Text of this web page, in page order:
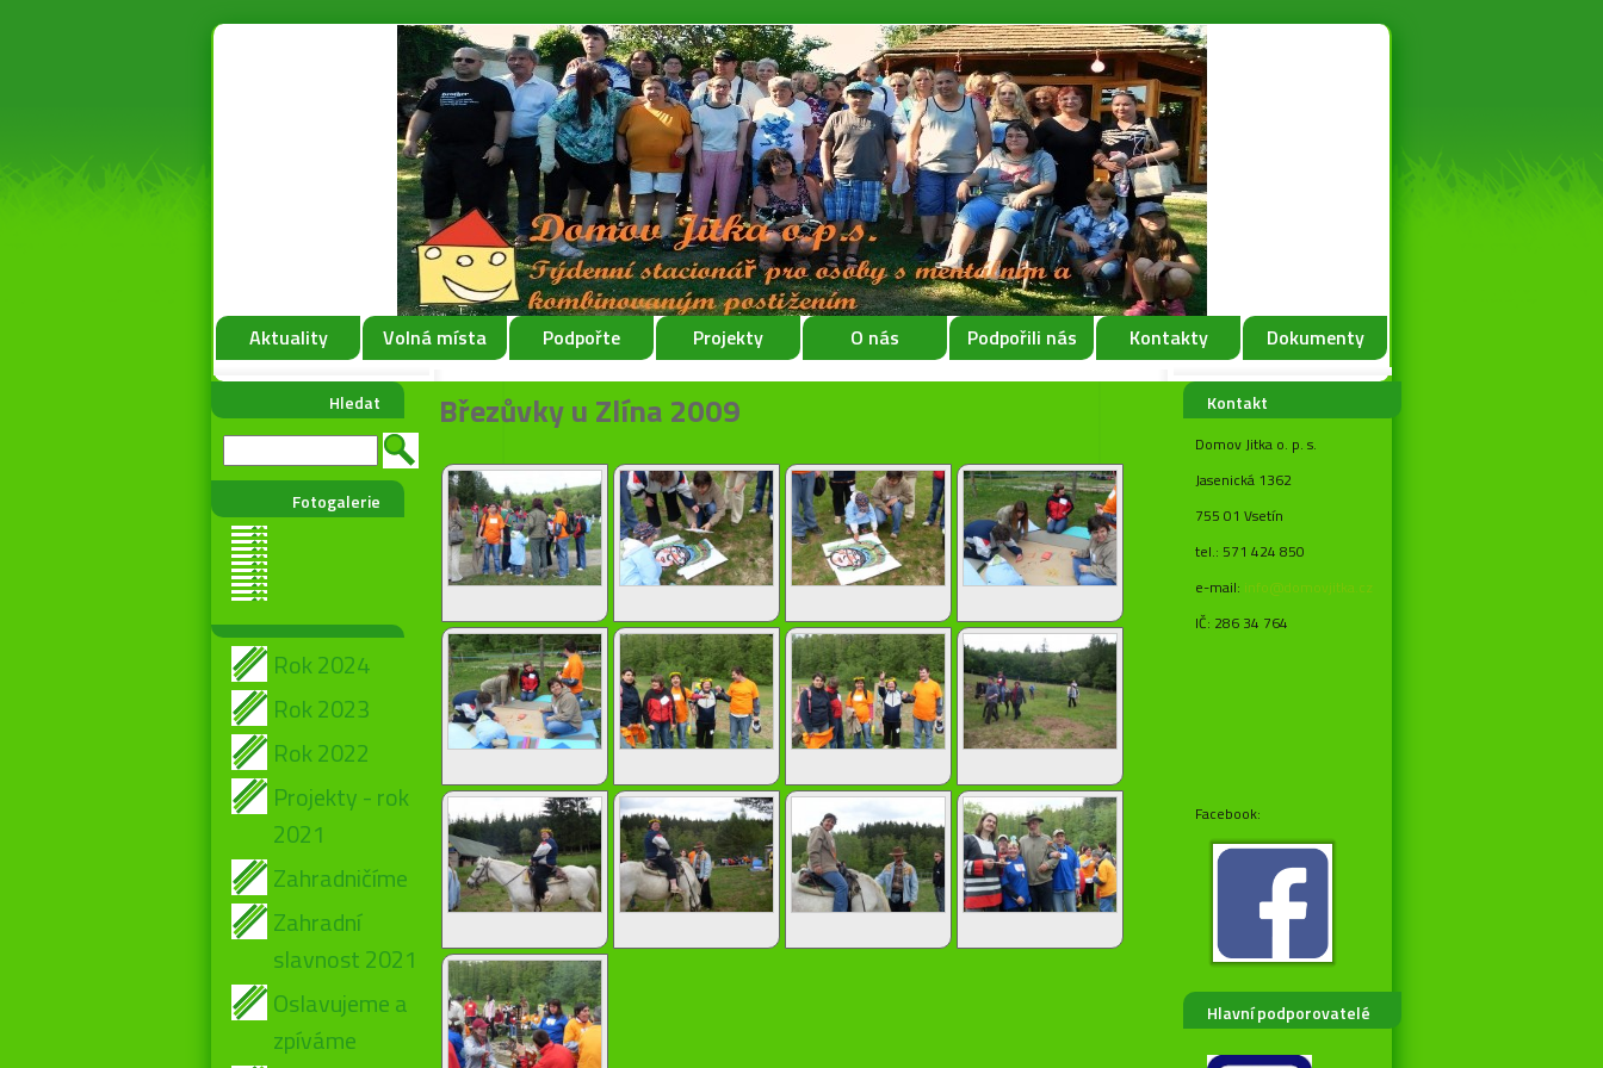
Aktuality Volná místa Podpořte Projekty O nás Podpořili nás Kontakty Dokumenty
Hledat
Fotogalerie
Rok 2024
Rok 2023
Rok 2022
Projekty - rok
2021
Zahradničíme
Zahradní
slavnost 2021
Oslavujeme a
zpíváme
Kontakt
Domov Jitka o. p. s.
Jasenická 1362
755 01 Vsetín
tel.: 571 424 850
e-mail: info@domovjitka.cz
IČ: 286 34 764
Facebook:
Hlavní podporovatelé
Březůvky u Zlína 2009